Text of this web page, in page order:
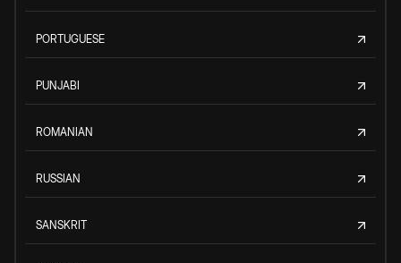
PORTUGUESE
PUNJABI
ROMANIAN
RUSSIAN
SANSKRIT